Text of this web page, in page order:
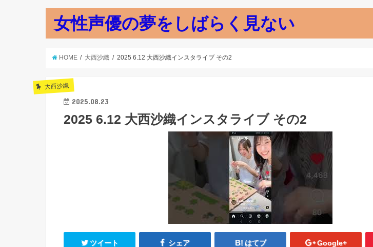
女性声優の夢をしばらく見ない
HOME 大西沙織 2025 6.12 大西沙織インスタライブ その2
大西沙織
2025.08.23
2025 6.12 大西沙織インスタライブ その2
ツイート シェア はてブ Google+